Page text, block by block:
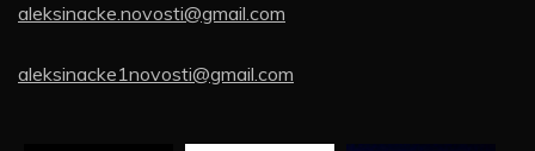
aleksinacke.novosti@gmail.com
aleksinacke1novosti@gmail.com